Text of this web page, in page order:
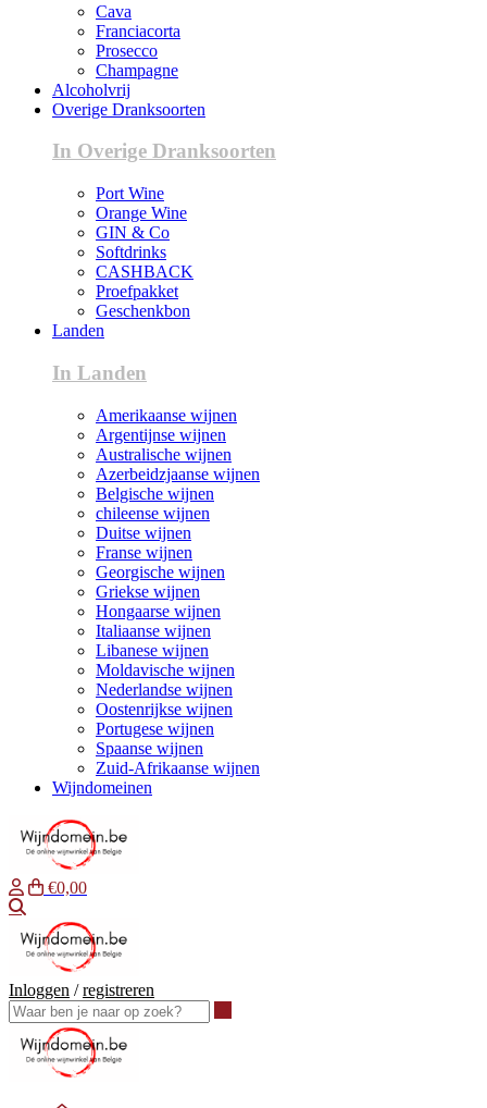
Cava
Franciacorta
Prosecco
Champagne
Alcoholvrij
Overige Dranksoorten
In Overige Dranksoorten
Port Wine
Orange Wine
GIN & Co
Softdrinks
CASHBACK
Proefpakket
Geschenkbon
Landen
In Landen
Amerikaanse wijnen
Argentijnse wijnen
Australische wijnen
Azerbeidzjaanse wijnen
Belgische wijnen
chileense wijnen
Duitse wijnen
Franse wijnen
Georgische wijnen
Griekse wijnen
Hongaarse wijnen
Italiaanse wijnen
Libanese wijnen
Moldavische wijnen
Nederlandse wijnen
Oostenrijkse wijnen
Portugese wijnen
Spaanse wijnen
Zuid-Afrikaanse wijnen
Wijndomeinen
€0,00
Inloggen /registreren